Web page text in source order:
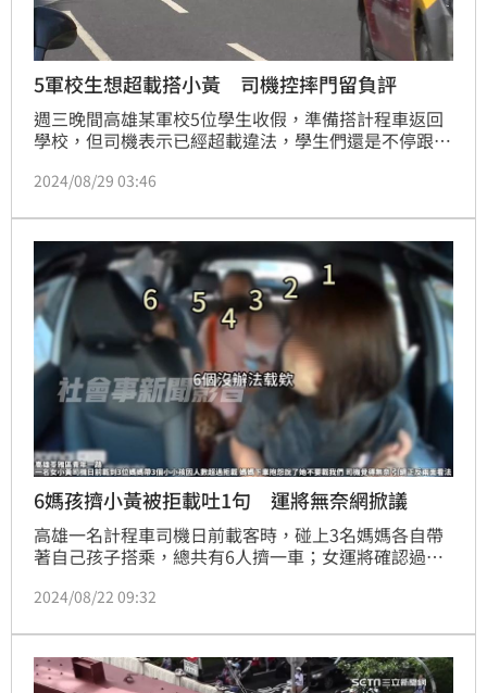
5軍校生想超載搭小黃 司機控摔門留負評
週三晚間高雄某軍校5位學生收假，準備搭計程車返回
學校，但司機表示已經超載違法，學生們還是不停跟司
直到其中一名學生自願下車才順利出發，不過到了學
很委屈！
2024/08/29 03:46
6媽孩擠小黃被拒載吐1句 運將無奈網掀議
高雄一名計程車司機日前載客時，碰上3名媽媽各自帶
著自己孩子搭乘，總共有6人擠一車；女運將確認過人
再叫一輛車，或換叫一輛人數能夠容納的大車；最後，
們」。這讓女運將相當無奈，畫面曝光後引起網友惹
議。
2024/08/22 09:32